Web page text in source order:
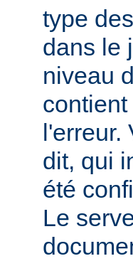
type
dans le
niveau
dit, qui
été
Le